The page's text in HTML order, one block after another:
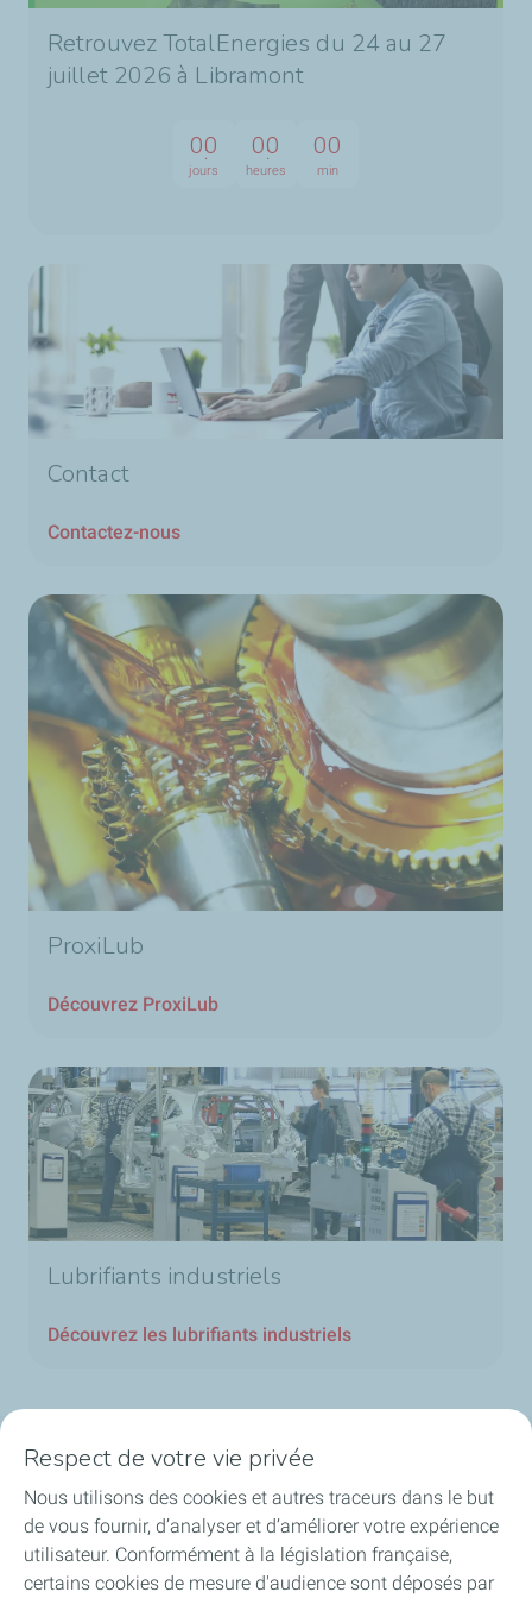
Retrouvez TotalEnergies du 24 au 27
juillet 2026 à Libramont
00
jours
00
heures
00
min
Contact
Contactez-nous
ProxiLub
Découvrez ProxiLub
Lubrifiants industriels
Découvrez les lubrifiants industriels
Nos secteurs en Belgique
Nos produits en Belgique
Liens utiles
Respect de votre vie privée
Nous utilisons des cookies et autres traceurs dans le but
de vous fournir, d’analyser et d’améliorer votre expérience
utilisateur. Conformément à la législation française,
certains cookies de mesure d'audience sont déposés par